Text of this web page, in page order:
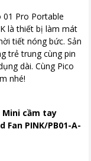
01 Pro Portable
là thiết bị làm mát
tiết nóng bức. Sản
trẻ trung cùng pin
dài. Cùng Pico
nhé!
cầm tay
Fan PINK/PB01-A-